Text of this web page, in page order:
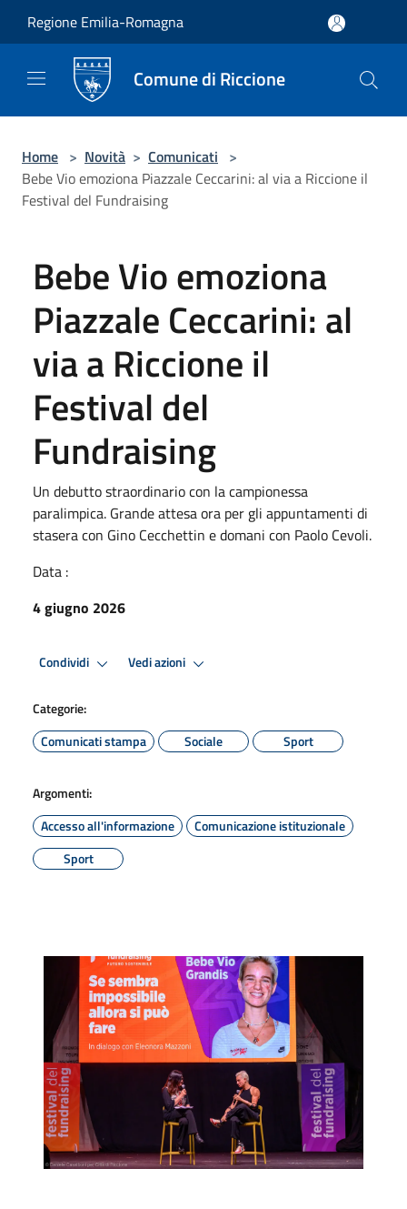
Regione Emilia-Romagna
Comune di Riccione
Home > Novità > Comunicati >
Bebe Vio emoziona Piazzale Ceccarini: al via a Riccione il
Festival del Fundraising
Bebe Vio emoziona
Piazzale Ceccarini: al
via a Riccione il
Festival del
Fundraising
Un debutto straordinario con la campionessa
paralimpica. Grande attesa ora per gli appuntamenti di
stasera con Gino Cecchettin e domani con Paolo Cevoli.
Data :
4 giugno 2026
Condividi Vedi azioni
Categorie:
Comunicati stampa
Sociale Sport
Argomenti:
Accesso all'informazione
Comunicazione istituzionale
Sport